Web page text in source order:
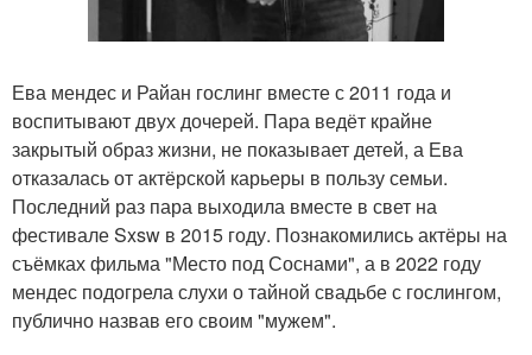
Ева мендес и Райан гослинг вместе с 2011 года и
воспитывают двух дочерей. Пара ведёт крайне
закрытый образ жизни, не показывает детей, а Ева
отказалась от актёрской карьеры в пользу семьи.
Последний раз пара выходила вместе в свет на
фестивале Sxsw в 2015 году. Познакомились актёры на
съёмках фильма "Место под Соснами", а в 2022 году
мендес подогрела слухи о тайной свадьбе с гослингом,
публично назвав его своим "мужем".